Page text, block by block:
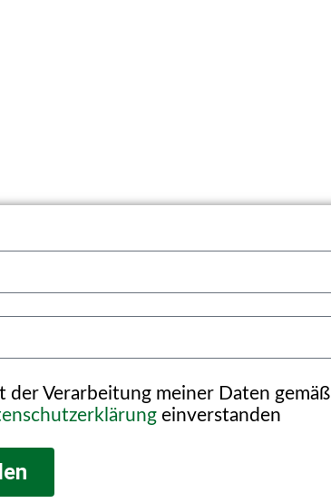
der Verarbeitung meiner Daten gemäß
einverstanden